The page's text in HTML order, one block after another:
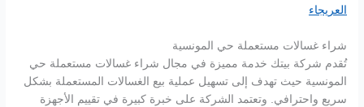
العريجاء
شراء غسالات مستعملة حي المونسية
تُقدم شركة بيتك خدمة مميزة في مجال شراء غسالات مستعملة حي
المونسية حيث تهدف إلى تسهيل عملية بيع الغسالات المستعملة بشكل
سريع واحترافي. وتعتمد الشركة على خبرة كبيرة في تقييم الأجهزة